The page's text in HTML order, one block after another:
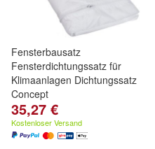
Fensterbausatz
Fensterdichtungssatz für
Klimaanlagen Dichtungssatz
Concept
35,27 €
Kostenloser Versand